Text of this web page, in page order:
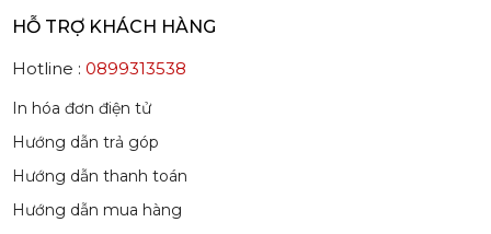
484,150
HỖ TRỢ KHÁCH HÀNG
Hotline :0899313538
In hóa đơn điện tử
Hướng dẫn trả góp
Hướng dẫn thanh toán
Hướng dẫn mua hàng